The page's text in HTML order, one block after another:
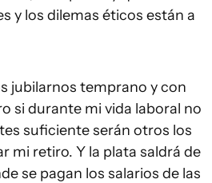
y los dilemas éticos están a
jubilarnos temprano y con
si durante mi vida laboral no
suficiente serán otros los
mi retiro. Y la plata saldrá de
se pagan los salarios de las